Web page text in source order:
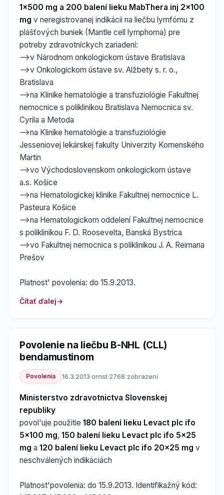
1x500 mg a 200 balení lieku MabThera inj 2x100
mg v neregistrovanej indikácii na liečbu lymfómu z
plášťových buniek (Mantle cell lymphoma) pre
potreby zdravotníckych zariadení:
-->v Národnom onkologickom ústave Bratislava
-->v Onkologickom ústave sv. Alžbety s. r. o.,
Bratislava
-->na Klinike hematológie a transfuziológie Fakultnej
nemocnice s poliklinikou Bratislava Nemocnica sv.
Cyrila a Metoda
-->na Klinike hematológie a transfuziológie
Jesseniovej lekárskej fakulty Univerzity Komenského
Martin
-->vo Východoslovenskom onkologickom ústave
a.s. Košice
-->na Hematologickej klinike Fakultnej nemocnice L.
Pasteura Košice
-->na Hematologickom oddelení Fakultnej nemocnice
s poliklinikou F. D. Roosevelta, Banská Bystrica
-->vo Fakultnej nemocnica s poliklinikou J. A. Reimana
Prešov
Platnost' povolenia: do 15.9.2013.
Čítať ďalej
Povolenie na liečbu B-NHL (CLL)
bendamustinom
Povolenia 16.3.2013·ornst·2768 zobrazení
Ministerstvo zdravotnictva Slovenskej
republiky
povol'uje použitie 180 balení lieku Levact plc ifo
5x100 mg, 150 balení lieku Levact plc ifo 5x25
mg a 120 balení lieku Levact plc ifo 20x25 mg v
neschválených indikáciách
Platnost'povolenia: do 15.9.2013. Identifikažný kód: